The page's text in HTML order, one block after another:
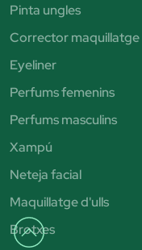
Pinta ungles
Corrector maquillatge
Eyeliner
Perfums femenins
Perfums masculins
Xampú
Neteja facial
Maquillatge d'ulls
Brotxes